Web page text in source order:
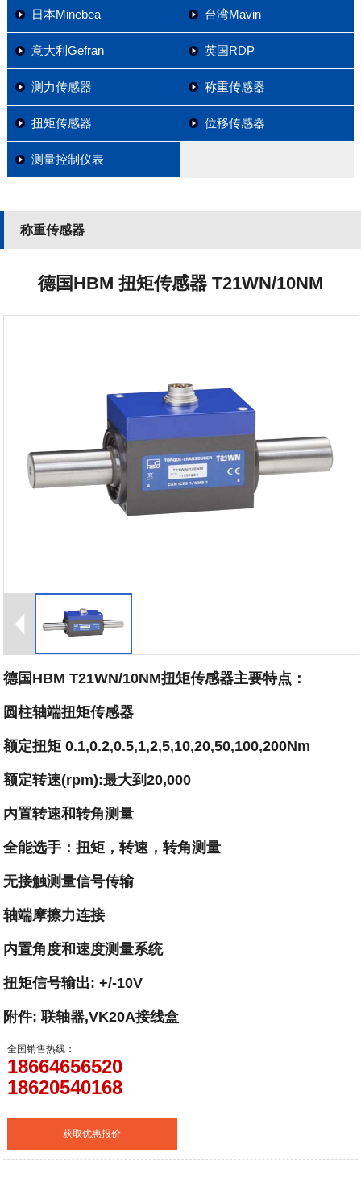
日本Minebea 台湾Mavin
意大利Gefran 英国RDP
测力传感器 称重传感器
扭矩传感器 位移传感器
测量控制仪表
称重传感器
德国HBM 扭矩传感器 T21WN/10NM
德国HBM T21WN/10NM扭矩传感器主要特点：
圆柱轴端扭矩传感器
额定扭矩 0.1,0.2,0.5,1,2,5,10,20,50,100,200Nm
额定转速(rpm):最大到20,000
内置转速和转角测量
全能选手：扭矩，转速，转角测量
无接触测量信号传输
轴端摩擦力连接
内置角度和速度测量系统
扭矩信号输出: +/-10V
附件: 联轴器,VK20A接线盒
全国销售热线：
18664656520
18620540168
获取优惠报价